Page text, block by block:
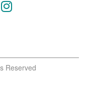
Reserved